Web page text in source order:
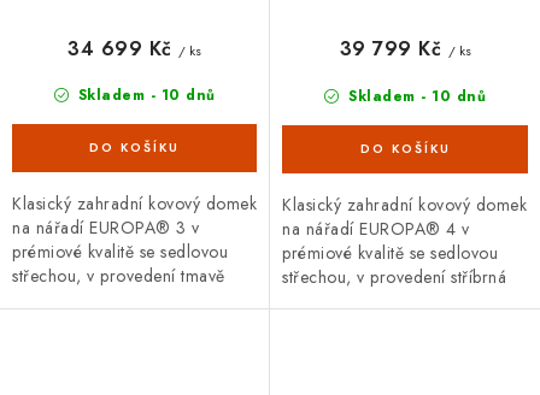
Skladem - 10 dnů
34 699 Kč / ks
Klasický zahradní kovový domek
na nářadí EUROPA® 3 v
prémiové kvalitě se sedlovou
střechou, v provedení tmavě
Skladem - 10 dnů
39 799 Kč / ks
Klasický zahradní kovový domek
na nářadí EUROPA® 4 v
prémiové kvalitě se sedlovou
střechou, v provedení stříbrná